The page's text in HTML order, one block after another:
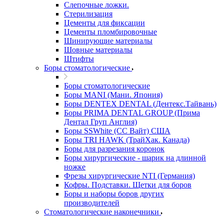
Слепочные ложки.
Стерилизация
Цементы для фиксации
Цементы пломбировочные
Шинирующие материалы
Шовные материалы
Штифты
Боры стоматологические
Боры стоматологические
Боры MANI (Мани. Япония)
Боры DENTEX DENTAL (Дентекс.Тайвань)
Боры PRIMA DENTAL GROUP (Прима
Дентал Груп Англия)
Боры SSWhite (СС Вайт) США
Боры TRI HAWK (ТрайХак. Канада)
Боры для разрезания коронок
Боры хирургические - шарик на длинной
ножке
Фрезы хирургические NTI (Германия)
Кофры. Подставки. Щетки для боров
Боры и наборы боров других
производителей
Стоматологические наконечники